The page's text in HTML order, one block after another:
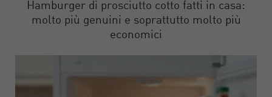
Hamburger di prosciutto cotto fatti in casa:
molto più genuini e soprattutto molto più
economici